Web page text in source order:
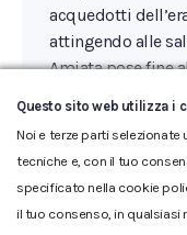
acquedotti
attingendo alle
Amiata pose fine
Questo sito web utilizza i
Noi e terze parti
tecniche e, con il tuo
specificato nella cookie
il tuo consenso, in